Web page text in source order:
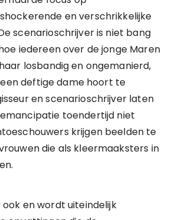
en verschrikkelijke
scenarioschrijver is niet bang
iedereen over de jonge Maren
losbandig en ongemanierd,
deftige dame hoort te
en scenarioschrijver laten
toendertijd niet
krijgen beelden te
die als kleermaaksters in
en wordt uiteindelijk